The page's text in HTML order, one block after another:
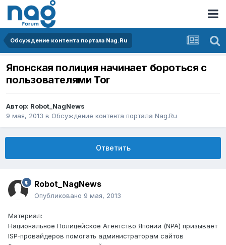
Обсуждение контента портала Nag.Ru
Японская полиция начинает бороться с
пользователями Tor
Автор: Robot_NagNews
9 мая, 2013 в Обсуждение контента портала Nag.Ru
Ответить
Robot_NagNews
Опубликовано 9 мая, 2013
Материал:
Национальное Полицейское Агентство Японии (NPA) призывает
ISP-провайдеров помогать администраторам сайтов